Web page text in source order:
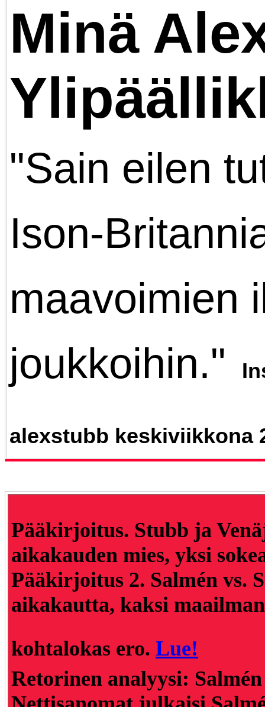
Minä
"Sain eilen
Ison-
maavoimien
joukkoihin."
alexstubb keskiviikkona
Pääkirjoitus. Stubb ja
aikakauden mies, yksi
Pääkirjoitus 2. Salmén vs.
aikakautta, kaksi
kohtalokas ero. Lue!
Retorinen analyysi: